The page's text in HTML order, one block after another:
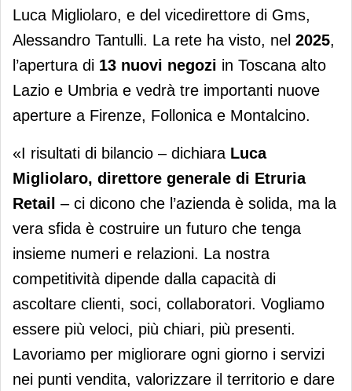
Luca Migliolaro, e del vicedirettore di Gms,
Alessandro Tantulli. La rete ha visto, nel 2025,
l’apertura di 13 nuovi negozi in Toscana alto
Lazio e Umbria e vedrà tre importanti nuove
aperture a Firenze, Follonica e Montalcino.
«I risultati di bilancio – dichiara Luca
Migliolaro, direttore generale di Etruria
Retail – ci dicono che l’azienda è solida, ma la
vera sfida è costruire un futuro che tenga
insieme numeri e relazioni. La nostra
competitività dipende dalla capacità di
ascoltare clienti, soci, collaboratori. Vogliamo
essere più veloci, più chiari, più presenti.
Lavoriamo per migliorare ogni giorno i servizi
nei punti vendita, valorizzare il territorio e dare